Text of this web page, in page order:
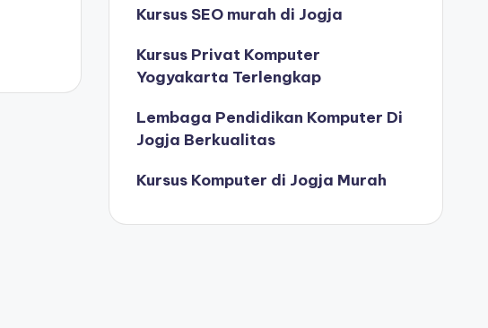
Kursus SEO murah di Jogja
Kursus Privat Komputer
Yogyakarta Terlengkap
Lembaga Pendidikan Komputer Di
Jogja Berkualitas
Kursus Komputer di Jogja Murah